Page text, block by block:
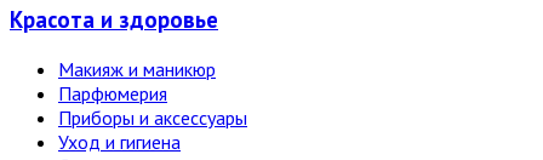
Красота и здоровье
Макияж и маникюр
Парфюмерия
Приборы и аксессуары
Уход и гигиена